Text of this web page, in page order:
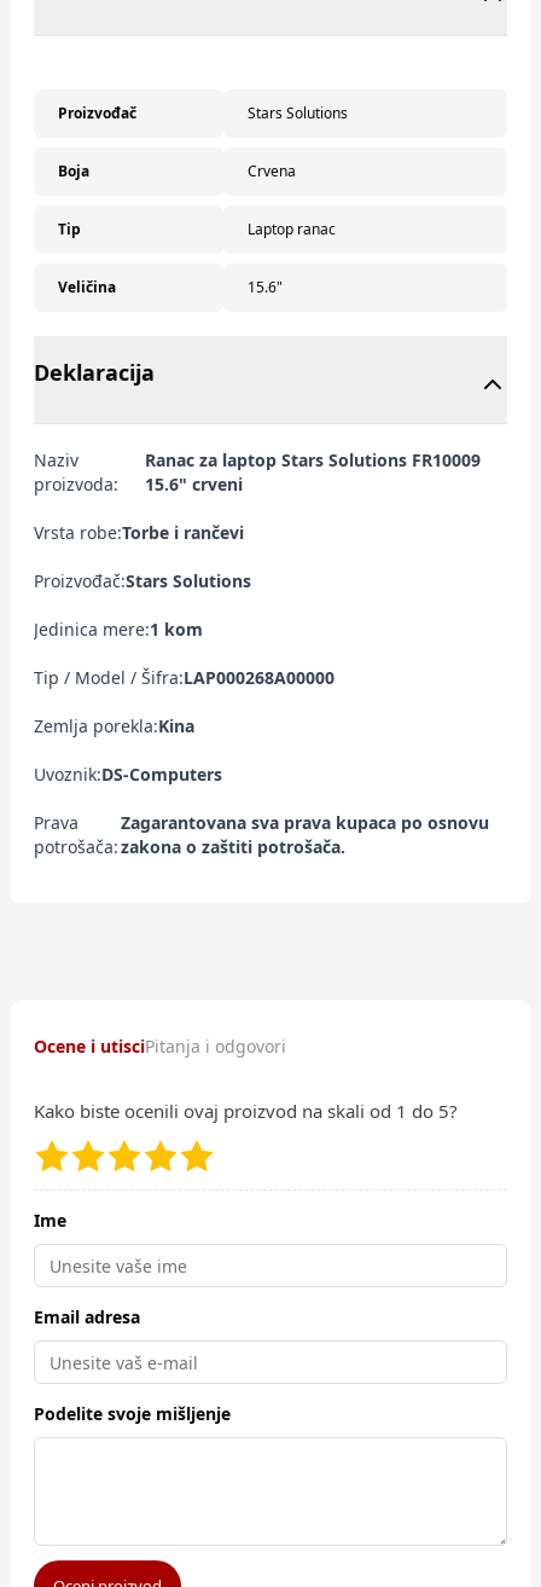
Proizvođač Stars Solutions
Boja Crvena
Tip Laptop ranac
Veličina 15.6"
Deklaracija
Naziv
proizvoda:
Ranac za laptop Stars Solutions FR10009
15.6" crveni
Vrsta robe:Torbe i rančevi
Proizvođač:Stars Solutions
Jedinica mere:1 kom
Tip / Model / Šifra:LAP000268A00000
Zemlja porekla:Kina
Uvoznik:DS-Computers
Prava
potrošača:
Zagarantovana sva prava kupaca po osnovu
zakona o zaštiti potrošača.
Ocene i utisciPitanja i odgovori
Kako biste ocenili ovaj proizvod na skali od 1 do 5?
Ime
Email adresa
Podelite svoje mišljenje